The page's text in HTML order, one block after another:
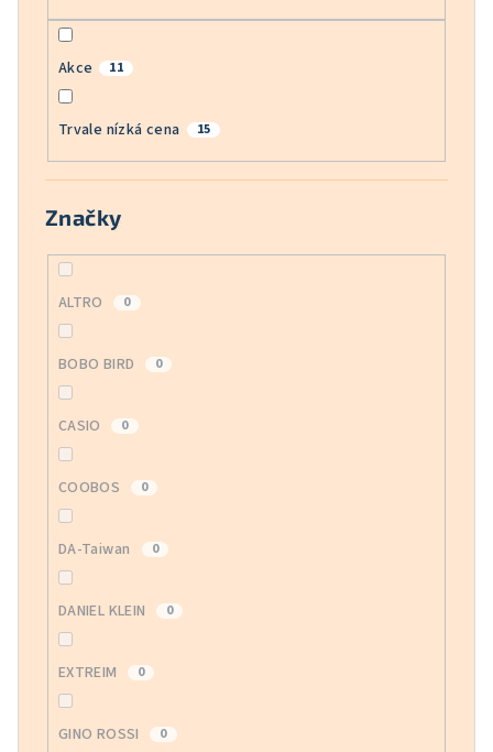
Akce 11
Trvale nízká cena 15
Značky
ALTRO 0
BOBO BIRD 0
CASIO 0
COOBOS 0
DA-Taiwan 0
DANIEL KLEIN 0
EXTREIM 0
GINO ROSSI 0